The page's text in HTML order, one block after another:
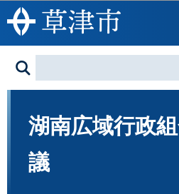
このページの本
湖南広域行政
議